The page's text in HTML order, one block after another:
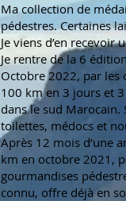
Ma collection de
pédestres. Certaines
Je viens d’en recevoir
Je rentre de la 6
Octobre 2022, par les
100 km en 3 jours et
dans le sud Marocain.
toilettes, médocs et
Après 12 mois d’une
km en octobre 2021,
gourmandises
connu, offre déjà en